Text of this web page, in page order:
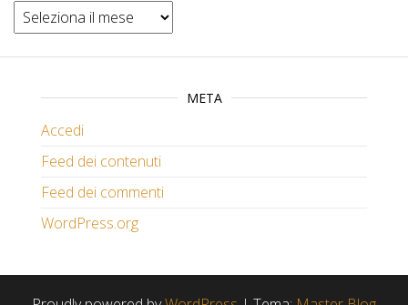
Archivio
META
Accedi
Feed dei contenuti
Feed dei commenti
WordPress.org